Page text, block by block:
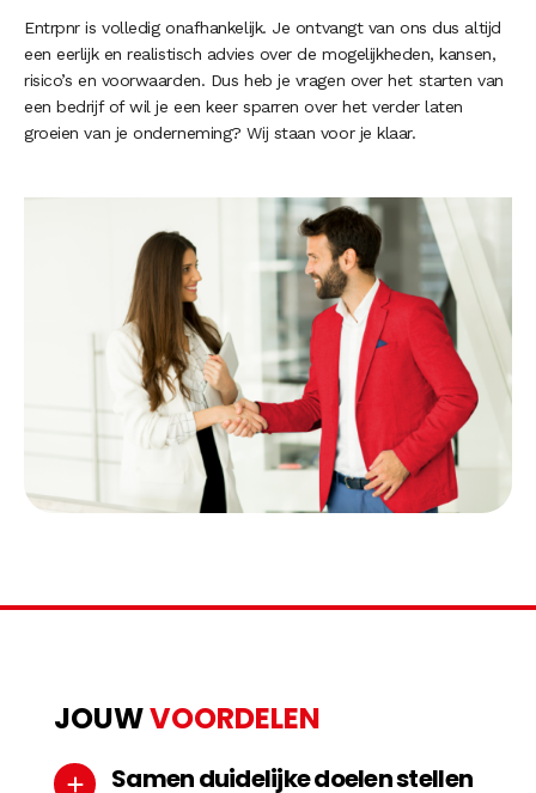
Entrpnr is volledig onafhankelijk. Je ontvangt van ons dus altijd
een eerlijk en realistisch advies over de mogelijkheden, kansen,
risico’s en voorwaarden. Dus heb je vragen over het starten van
een bedrijf of wil je een keer sparren over het verder laten
groeien van je onderneming? Wij staan voor je klaar.
JOUWVOORDELEN
Samen duidelijke doelen stellen